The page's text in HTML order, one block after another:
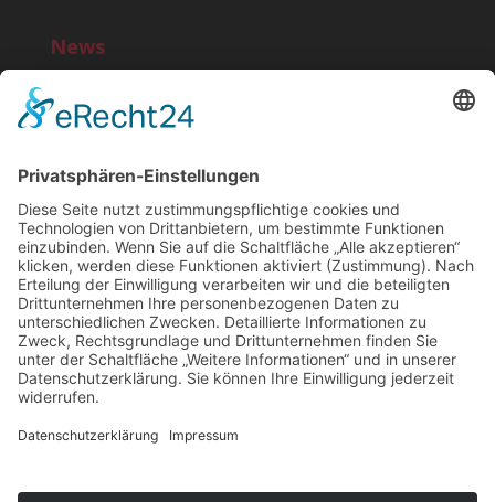
News
10 Jahre noi!
»Deutschland feiert in Neuwerk« – Rheinische
Post, 25.11.2016
Rollbahn als Teststrecke
Suchen Cookie-Banner
Einstellungen